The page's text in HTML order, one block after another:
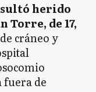
herido
Torre, de 17,
cráneo y
fuera de